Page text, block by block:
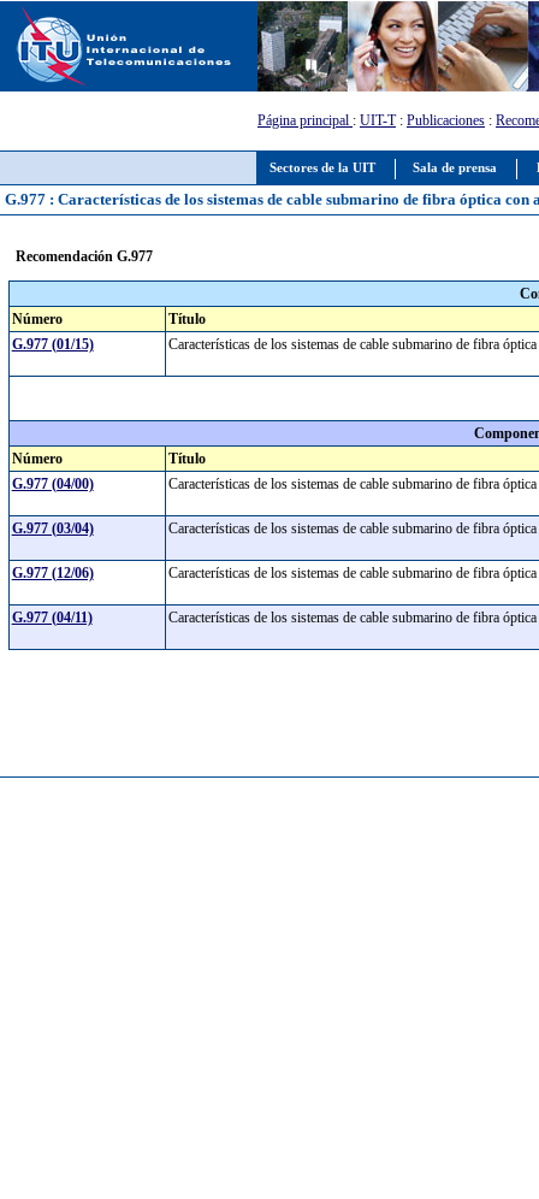
Sectores de la UIT Sala de prensa
Página principal : UIT-T: Publicaciones :
G.977 : Características de los sistemas de cable submarino de fibra óptica
Recomendación G.977
Número
Título
G.977 (01/15)
Características de los sistemas de cable submarino de fibra
Número
Título
G.977 (04/00)
Características de los sistemas de cable submarino de fibra
G.977 (03/04) Características de los sistemas de cable submarino de fibra
G.977 (12/06) Características de los sistemas de cable submarino de fibra
G.977 (04/11) Características de los sistemas de cable submarino de fibra